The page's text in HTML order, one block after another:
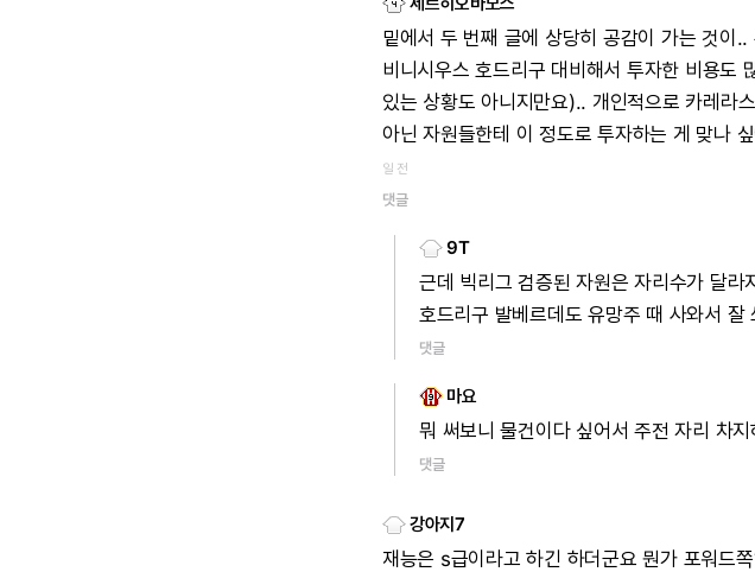
밑에서 두 번째 글에 상당히 공감이 가는 것이..
비니시우스 호드리구 대비해서 투자한 비용도
있는 상황도 아니지만요).. 개인적으로 카레라
아닌 자원들한테 이 정도로 투자하는 게 맞나
일 전
댓글
9T
근데 빅리그 검증된 자원은 자리수가 달라
호드리구 발베르데도 유망주 때 사와서 잘
댓글
마요
뭐 써보니 물건이다 싶어서 주전 자리 차지
댓글
강아지7
재능은 s급이라고 하긴 하더군요 뭔가 포워드